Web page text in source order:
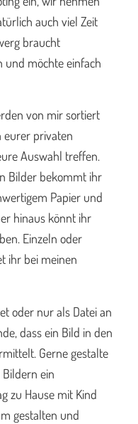
auch viel Zeit
braucht
und möchte einfach
von mir sortiert
eurer privaten
Auswahl treffen.
Bilder bekommt ihr
Papier und
hinaus könnt ihr
Einzeln oder
ihr bei meinen
oder nur als Datei an
dass ein Bild in den
Gerne gestalte
ein
zu Hause mit Kind
gestalten und